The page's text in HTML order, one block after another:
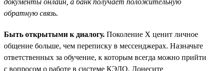
обратную связь.
Быть открытыми к диалогу. Поколение X ценит личное
общение больше, чем переписку в мессенджерах. Назначьте
ответственных за обучение, к которым всегда можно прийти
с вопросом о работе в системе КЭДО. Донесите